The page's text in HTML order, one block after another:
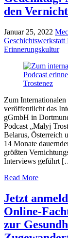
den
Januar 25, 2022
Erinnerungskultur
Zum
veröffentlicht das
gGmbH in
Podcast „Malyj
Belarus, Österreich
14 Monate
größten
Interviews geführt
Read More
Jetzt
Online-
zur